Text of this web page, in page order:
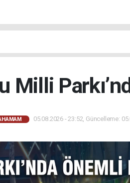
Milli
05.08.2026 - 23:52, Güncelleme: